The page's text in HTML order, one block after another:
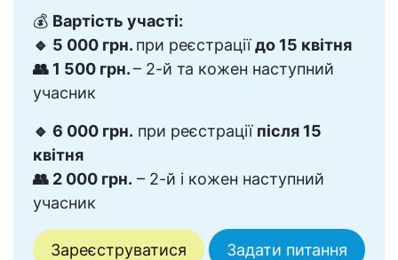
💰 Вартість участі:
🔹 5 000 грн. при реєстраціїдо 15 квітня
👥 1 500 грн.– 2-й та кожен наступний
учасник
🔹 6 000 грн. при реєстрації після 15
квітня
👥 2 000 грн. – 2-й і кожен наступний
учасник
Зареєструватися Задати питання